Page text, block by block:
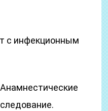
с инфекционным
Анамнестические